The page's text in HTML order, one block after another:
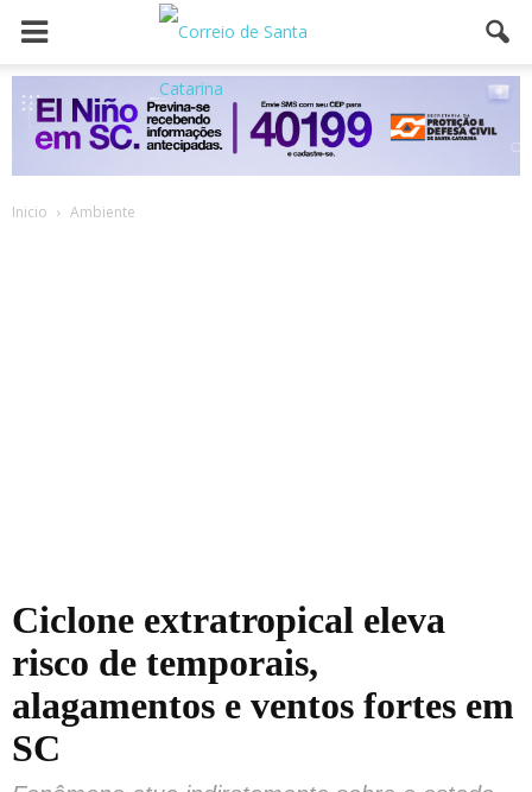
Inicio Ambiente
Ciclone extratropical eleva
risco de temporais,
alagamentos e ventos fortes em
SC